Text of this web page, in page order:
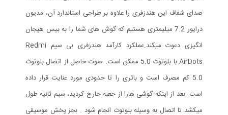
صدای شفاف این هندزفری را علاوه بر طراحی استاندارد آن، مدیون
درایور 7.2 میلیمتری هستیم که گوش های شما را به بیس هیجان
انگیزی دعوت میکند.عملکرد کارآمد هندزفری بی سیم Redmi
AirDots با بلوتوث 5.0 ممکن است. صوت حاصل از اتصال بلوتوث
5.0 کم مصرف است و باتری را تا حدودی مورد عنایت قرار داده
است. بعد از اینکه گوشی هارا از جعبه خارج کردید، سیم ثانیه طول
میکشد تا اتصال به وسیله بلوتوث انجام شود . بجز پخش موسیقی